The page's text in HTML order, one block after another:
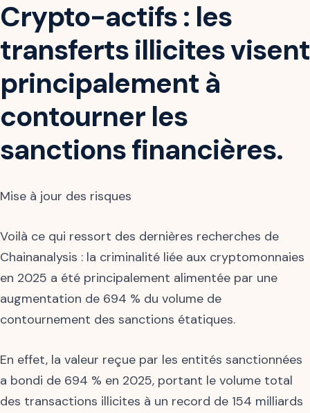
Crypto-actifs : les
transferts illicites visent
principalement à
contourner les
sanctions financières.
Mise à jour des risques
Voilà ce qui ressort des dernières recherches de
Chainanalysis : la criminalité liée aux cryptomonnaies
en 2025 a été principalement alimentée par une
augmentation de 694 % du volume de
contournement des sanctions étatiques.
En effet, la valeur reçue par les entités sanctionnées
a bondi de 694 % en 2025, portant le volume total
des transactions illicites à un record de 154 milliards